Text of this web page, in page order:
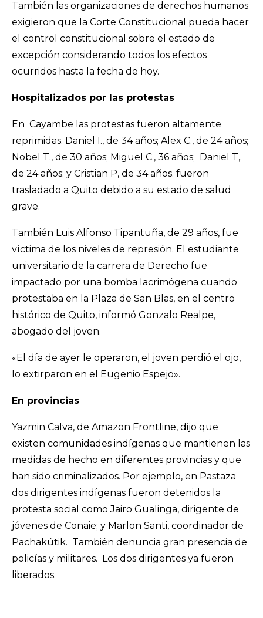
También las organizaciones de derechos humanos
exigieron que la Corte Constitucional pueda hacer
el control constitucional sobre el estado de
excepción considerando todos los efectos
ocurridos hasta la fecha de hoy.
Hospitalizados por las protestas
En Cayambe las protestas fueron altamente
reprimidas. Daniel I., de 34 años; Alex C., de 24 años;
Nobel T., de 30 años; Miguel C., 36 años; Daniel T,.
de 24 años; y Cristian P, de 34 años. fueron
trasladado a Quito debido a su estado de salud
grave.
También Luis Alfonso Tipantuña, de 29 años, fue
víctima de los niveles de represión. El estudiante
universitario de la carrera de Derecho fue
impactado por una bomba lacrimógena cuando
protestaba en la Plaza de San Blas, en el centro
histórico de Quito, informó Gonzalo Realpe,
abogado del joven.
«El día de ayer le operaron, el joven perdió el ojo,
lo extirparon en el Eugenio Espejo».
En provincias
Yazmin Calva, de Amazon Frontline, dijo que
existen comunidades indígenas que mantienen las
medidas de hecho en diferentes provincias y que
han sido criminalizados. Por ejemplo, en Pastaza
dos dirigentes indígenas fueron detenidos la
protesta social como Jairo Gualinga, dirigente de
jóvenes de Conaie; y Marlon Santi, coordinador de
Pachakútik. También denuncia gran presencia de
policías y militares. Los dos dirigentes ya fueron
liberados.